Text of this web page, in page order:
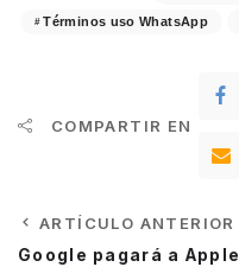
Términos uso WhatsApp
COMPARTIR EN
ARTÍCULO ANTERIOR
Google pagará a Apple